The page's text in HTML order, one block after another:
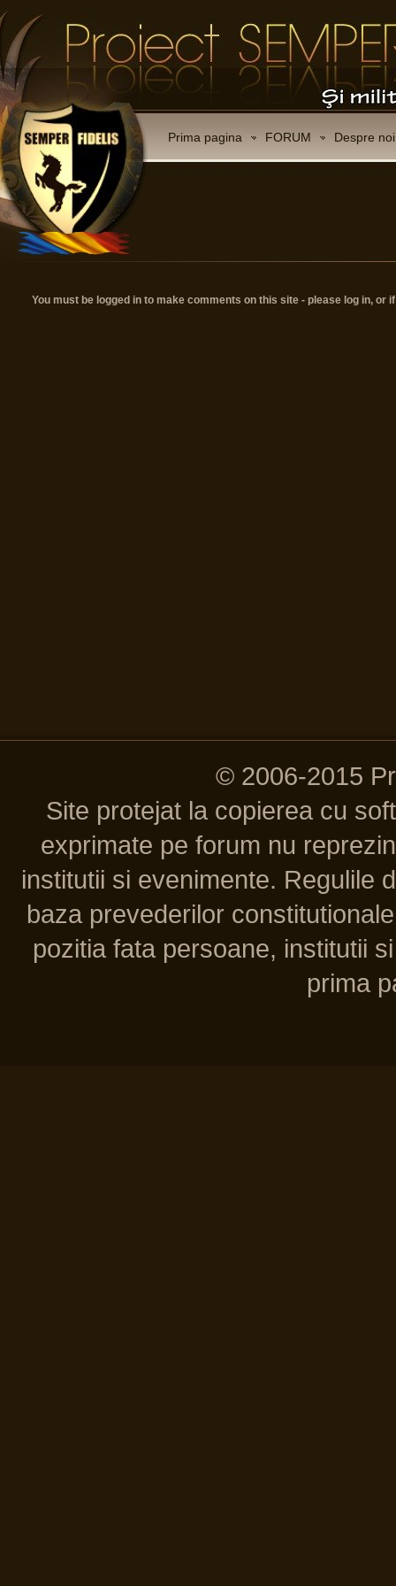
Prima pagina FORUM Despre noi
You must be logged in to make comments on this site - please log in,
© 2006-2015
Site protejat la copierea cu
exprimate pe forum nu
institutii si evenimente. Regulile
baza prevederilor
pozitia fata persoane, institutii
prima